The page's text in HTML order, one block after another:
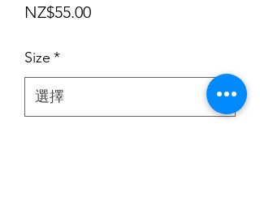
NZ$55.00價格
Size *